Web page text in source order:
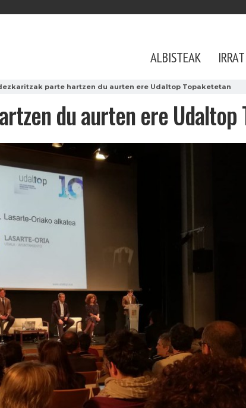
ALBISTEAK
parte hartzen du aurten ere Udaltop Topaketetan
du aurten ere Udaltop